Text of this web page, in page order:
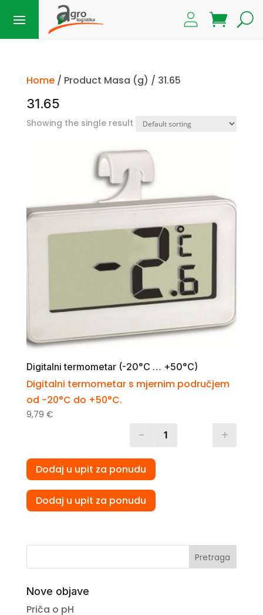
Home/ Product Masa (g) / 31.65
31.65
Showing the single result
Digitalni termometar (-20°C … +50°C)
​Digitalni termometar s mjernim područjem
od -20°C do +50°C.
9,79 €
- +
Dodaj u upit za ponudu
Dodaj u upit za ponudu
Pretraga
Nove objave
Priča o pH